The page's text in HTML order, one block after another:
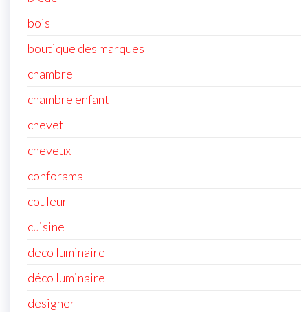
bois
boutique des marques
chambre
chambre enfant
chevet
cheveux
conforama
couleur
cuisine
deco luminaire
déco luminaire
designer